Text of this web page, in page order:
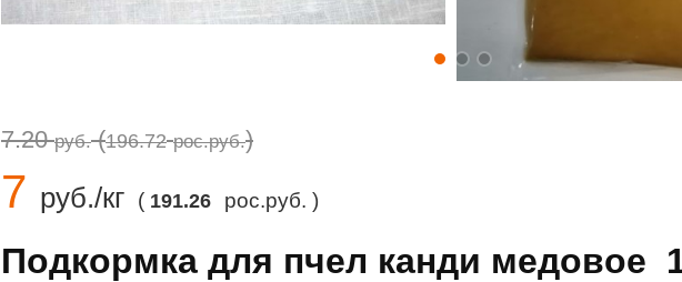
7.20руб.(196.72 рос.руб.)
7 руб./кг ( 191.26 рос.руб. )
Подкормка для пчел канди медовое